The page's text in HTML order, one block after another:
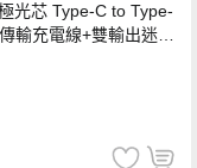
光芯 Type-C to Type-
輸充電線+雙輸出迷你